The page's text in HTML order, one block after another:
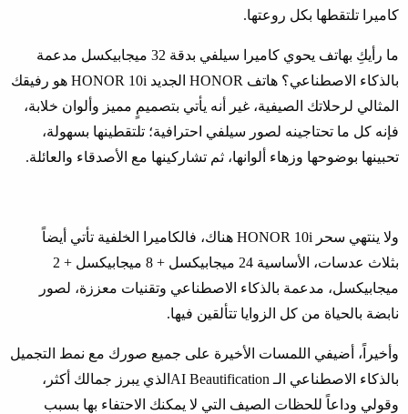
كاميرا تلتقطها بكل روعتها.
ما رأيكِ بهاتف يحوي كاميرا سيلفي بدقة 32 ميجابيكسل مدعمة
بالذكاء الاصطناعي؟ هاتف HONOR الجديد HONOR 10i هو رفيقك
المثالي لرحلاتك الصيفية، غير أنه يأتي بتصميمٍ مميز وألوان خلابة،
فإنه كل ما تحتاجينه لصور سيلفي احترافية؛ تلتقطينها بسهولة،
تحبينها بوضوحها وزهاء ألوانها، ثم تشاركينها مع الأصدقاء والعائلة.
ولا ينتهي سحر HONOR 10i هناك، فالكاميرا الخلفية تأتي أيضاً
بثلاث عدسات، الأساسية 24 ميجابيكسل + 8 ميجابيكسل + 2
ميجابيكسل، مدعمة بالذكاء الاصطناعي وتقنيات معززة، لصور
نابضة بالحياة من كل الزوايا تتألقين فيها.
وأخيراً، أضيفي اللمسات الأخيرة على جميع صورك مع نمط التجميل
بالذكاء الاصطناعي الـ AI Beautification الذي يبرز جمالك أكثر،
وقولي وداعاً للحظات الصيف التي لا يمكنك الاحتفاء بها بسبب